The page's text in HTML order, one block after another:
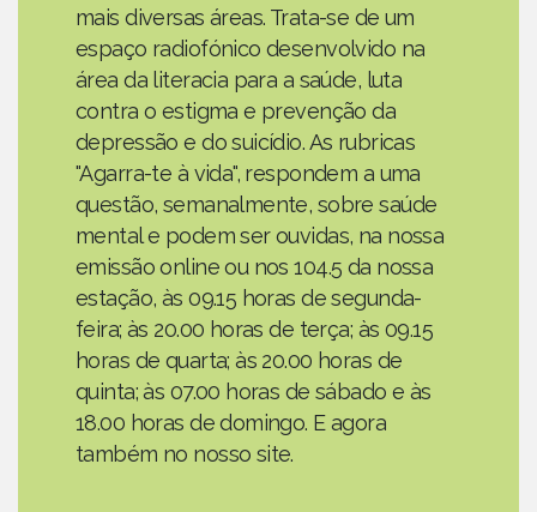
mais diversas áreas. Trata-se de um
espaço radiofónico desenvolvido na
área da literacia para a saúde, luta
contra o estigma e prevenção da
depressão e do suicídio. As rubricas
"Agarra-te à vida", respondem a uma
questão, semanalmente, sobre saúde
mental e podem ser ouvidas, na nossa
emissão online ou nos 104.5 da nossa
estação, às 09.15 horas de segunda-
feira; às 20.00 horas de terça; às 09.15
horas de quarta; às 20.00 horas de
quinta; às 07.00 horas de sábado e às
18.00 horas de domingo. E agora
também no nosso site.